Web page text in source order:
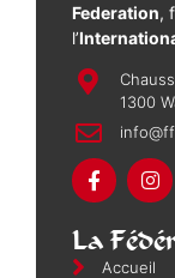
Federation,
l’
1300
La
Accueil